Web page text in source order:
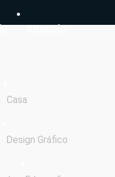
Anuncie
Casa
Design Gráfico